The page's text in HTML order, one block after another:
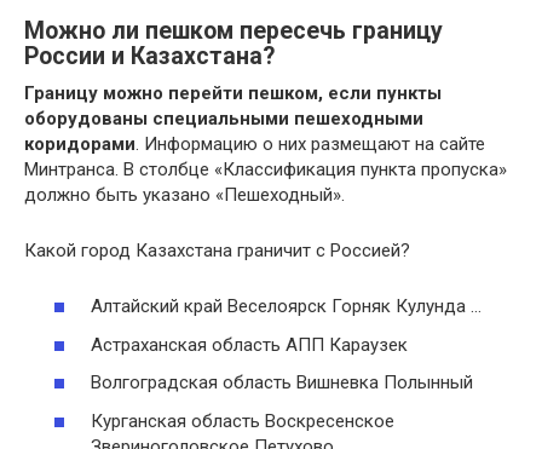
Можно ли пешком пересечь границу
России и Казахстана?
Границу можно перейти пешком, если пункты
оборудованы специальными пешеходными
коридорами. Информацию о них размещают на сайте
Минтранса. В столбце «Классификация пункта пропуска»
должно быть указано «Пешеходный».
Какой город Казахстана граничит с Россией?
Алтайский край Веселоярск Горняк Кулунда …
Астраханская область АПП Караузек
Волгоградская область Вишневка Полынный
Курганская область Воскресенское